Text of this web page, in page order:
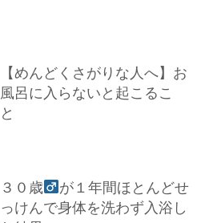
【めんどくさがりな人へ】お
風呂に入らないと起こるこ
と
３０歳
が１年間ほとんどせ
っけんで身体を洗わず入浴し